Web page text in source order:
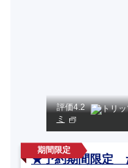
評価4.2
ミ
★予約期間限定